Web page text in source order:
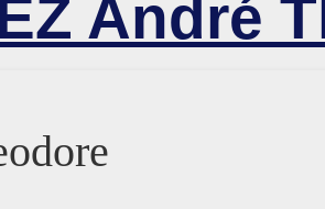
André